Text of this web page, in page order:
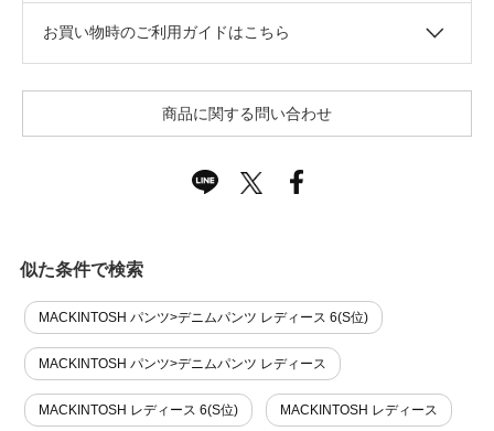
お買い物時のご利用ガイドはこちら
商品に関する問い合わせ
似た条件で検索
MACKINTOSH パンツ>デニムパンツ レディース 6(S位)
MACKINTOSH パンツ>デニムパンツ レディース
MACKINTOSH レディース 6(S位) MACKINTOSH レディース